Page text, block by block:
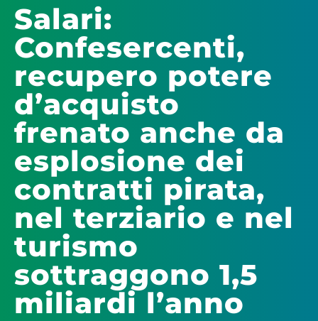
Salari:
Confesercenti,
recupero potere
d’acquisto
frenato anche da
esplosione dei
contratti pirata,
nel terziario e nel
turismo
sottraggono 1,5
miliardi l’anno